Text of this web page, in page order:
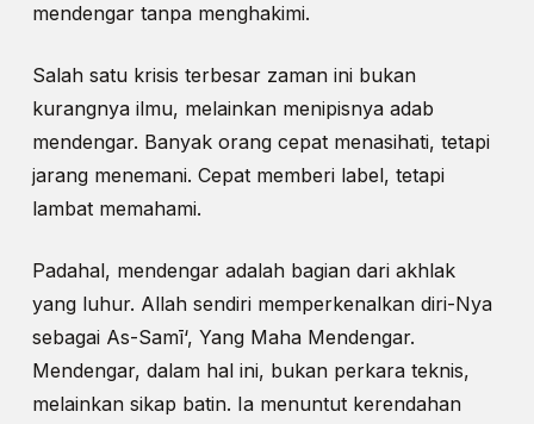
mendengar tanpa menghakimi.
Salah satu krisis terbesar zaman ini bukan
kurangnya ilmu, melainkan menipisnya adab
mendengar. Banyak orang cepat menasihati, tetapi
jarang menemani. Cepat memberi label, tetapi
lambat memahami.
Padahal, mendengar adalah bagian dari akhlak
yang luhur. Allah sendiri memperkenalkan diri-Nya
sebagai As-Samī‘, Yang Maha Mendengar.
Mendengar, dalam hal ini, bukan perkara teknis,
melainkan sikap batin. Ia menuntut kerendahan